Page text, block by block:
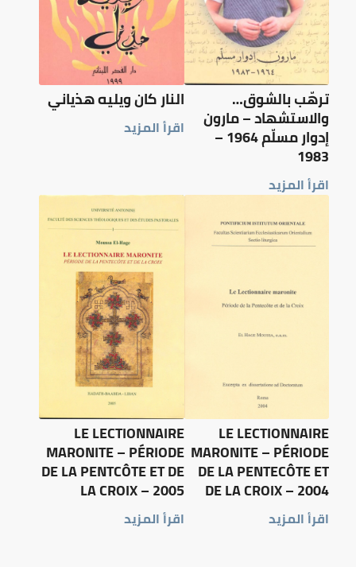
ترهّب بالشوق…
والاستشهاد – مارون
إدوار مسلّم 1964 –
1983
اقرأ المزيد
النار كان ويليه هذياني
اقرأ المزيد
LE LECTIONNAIRE
MARONITE – PÉRIODE
DE LA PENTECÔTE ET
DE LA CROIX – 2004
اقرأ المزيد
LE LECTIONNAIRE
MARONITE – PÉRIODE
DE LA PENTCÔTE ET DE
LA CROIX – 2005
اقرأ المزيد